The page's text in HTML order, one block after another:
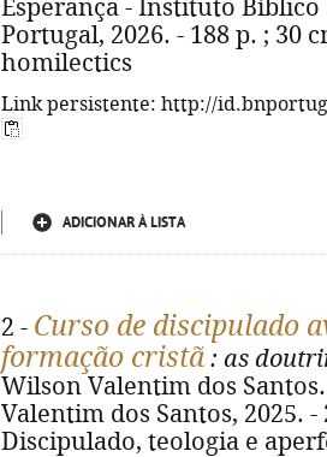
Esperança - Instituto Bíblico
Portugal, 2026. - 188 p. ;
homilectics
Link persistente: http://
ADICIONAR À LISTA
2 - Curso de discipulado
formação cristã : as
Wilson Valentim dos
Valentim dos Santos, 2025.
Discipulado, teologia e